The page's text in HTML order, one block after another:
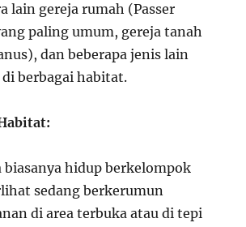
lain gereja rumah (Passer
paling umum, gereja tanah
dan beberapa jenis lain
berbagai habitat.
biasanya hidup berkelompok
sedang berkerumun
di area terbuka atau di tepi